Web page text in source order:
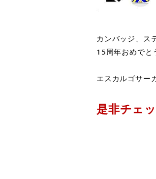
カンバッジ、ス
15周年おめで
エスカルゴサー
是非チェ